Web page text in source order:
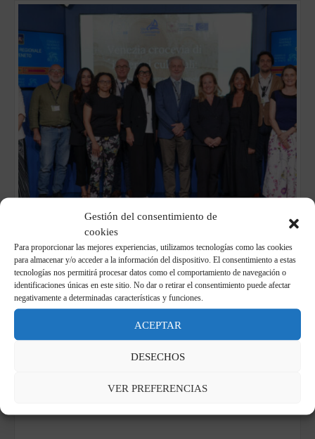
Gestión del consentimiento de
cookies
Para proporcionar las mejores experiencias, utilizamos tecnologías como las cookies
para almacenar y/o acceder a la información del dispositivo. El consentimiento a estas
tecnologías nos permitirá procesar datos como el comportamiento de navegación o
identificaciones únicas en este sitio. No dar o retirar el consentimiento puede afectar
negativamente a determinadas características y funciones.
ACEPTAR
DESECHOS
VER PREFERENCIAS
Venecia: una ciudad marcada por el
su papel de ciudad de encuentros. En la laguna donde las